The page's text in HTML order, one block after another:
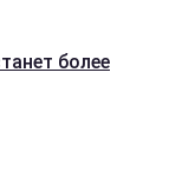
более